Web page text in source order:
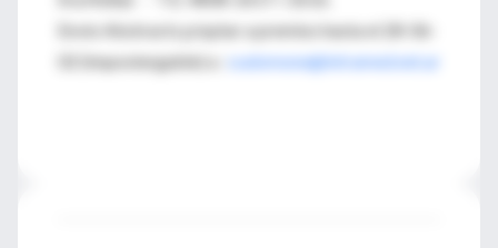
Envio Abstracts p/optar a premios hasta el 28-06-
02 (impostergable) a :
ssalomone@intramed.net.ar